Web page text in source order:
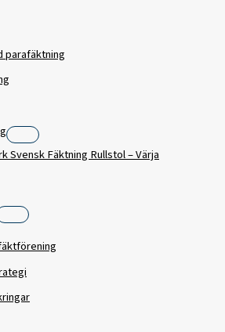
parafäktning
Svensk Fäktning Rullstol – Värja